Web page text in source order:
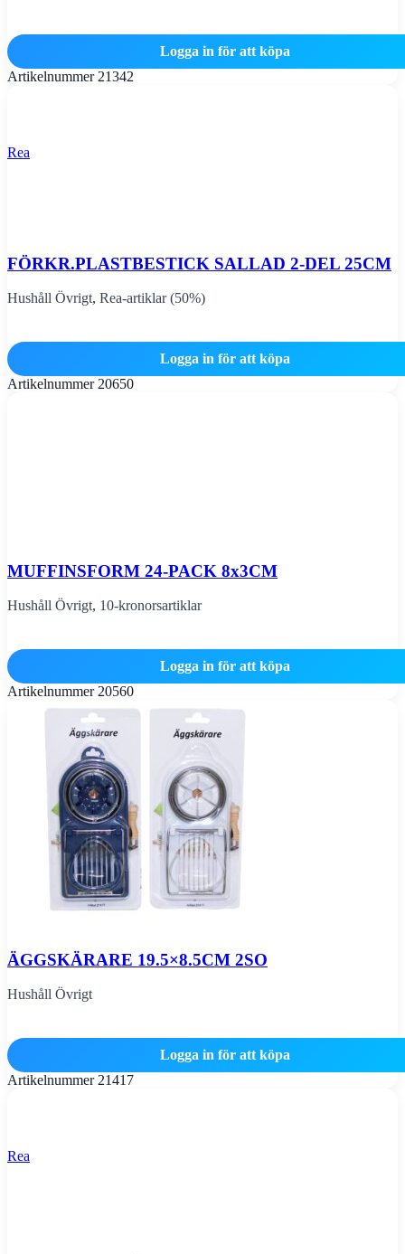
Logga in för att köpa
Artikelnummer 21342
Rea
FÖRKR.PLASTBESTICK SALLAD 2-DEL 25CM
Hushåll Övrigt, Rea-artiklar (50%)
Logga in för att köpa
Artikelnummer 20650
MUFFINSFORM 24-PACK 8x3CM
Hushåll Övrigt, 10-kronorsartiklar
Logga in för att köpa
Artikelnummer 20560
ÄGGSKÄRARE 19.5×8.5CM 2SO
Hushåll Övrigt
Logga in för att köpa
Artikelnummer 21417
Rea